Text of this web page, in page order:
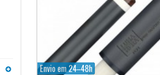
Envio em 24–48h